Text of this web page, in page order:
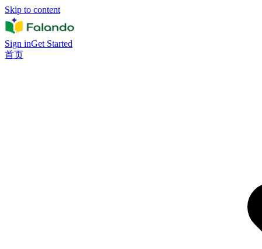
Skip to content
Sign inGet Started
首页